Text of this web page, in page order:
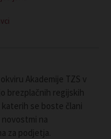
Akademije TZS v
brezplačnih regijskih
se boste člani
novostmi na
za podjetja.